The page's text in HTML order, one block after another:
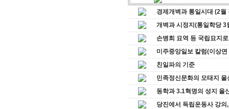
경제개벽과 통일시대 (2월
개벽과 시정지(통일학당 3
손병희 묘역 등 국립묘지
미주중앙일보 칼럼(이상면
친일파의 기준
민족정신문화의 모태지 울
동학과 3.1혁명의 성지 울
당진에서 독립운동사 강의